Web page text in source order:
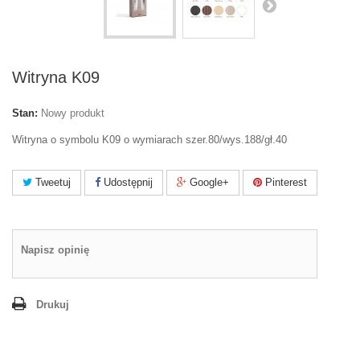
Witryna K09
Stan: Nowy produkt
Witryna o symbolu K09 o wymiarach szer.80/wys.188/gł.40
Tweetuj Udostępnij Google+ Pinterest
Napisz opinię
Drukuj